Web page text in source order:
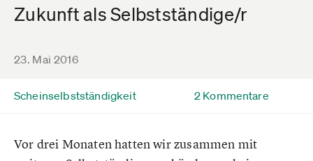
Zukunft als Selbstständige/r
23. Mai 2016
Scheinselbstständigkeit 2 Kommentare
Vor drei Monaten hatten wir zusammen mit